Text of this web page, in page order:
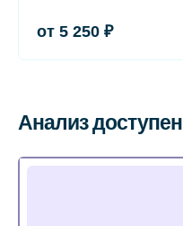
от 5 250 ₽
Анализ